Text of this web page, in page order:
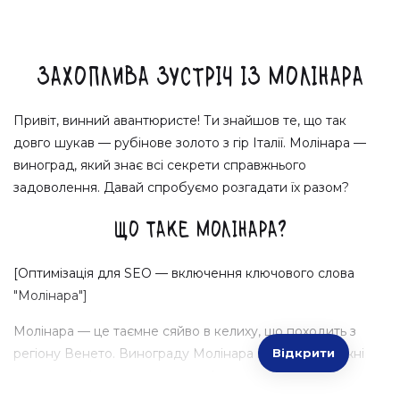
Захоплива зустріч із Молінара
Привіт, винний авантюристе! Ти знайшов те, що так
довго шукав — рубінове золото з гір Італії. Молінара —
виноград, який знає всі секрети справжнього
задоволення. Давай спробуємо розгадати їх разом?
Що таке Молінара?
[Оптимізація для SEO — включення ключового слова
"Молінара"]
Молінара — це таємне сяйво в келиху, що походить з
регіону Венето. Винограду Молінара притаманні ніжні
аромати з мінливими нотками фруктів та квітів. Ці вина
Відкрити